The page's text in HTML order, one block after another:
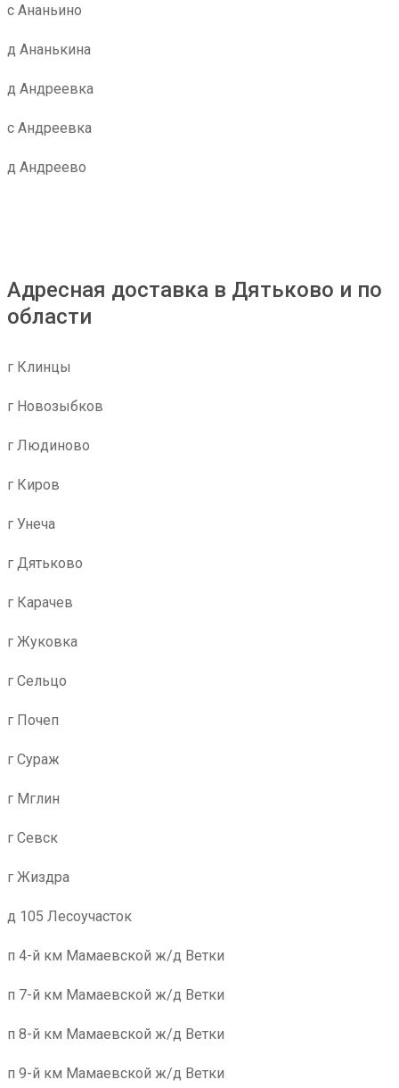
с Ананьино
д Ананькина
д Андреевка
с Андреевка
д Андреево
Адресная доставка в Дятьково и по
области
г Клинцы
г Новозыбков
г Людиново
г Киров
г Унеча
г Дятьково
г Карачев
г Жуковка
г Сельцо
г Почеп
г Сураж
г Мглин
г Севск
г Жиздра
д 105 Лесоучасток
п 4-й км Мамаевской ж/д Ветки
п 7-й км Мамаевской ж/д Ветки
п 8-й км Мамаевской ж/д Ветки
п 9-й км Мамаевской ж/д Ветки